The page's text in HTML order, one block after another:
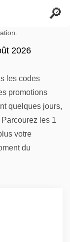
2026
les codes
promotions
quelques jours,
les 1
votre
du